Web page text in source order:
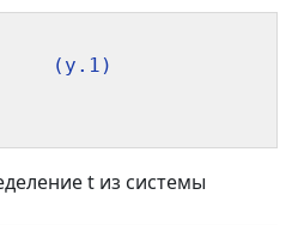
t из системы